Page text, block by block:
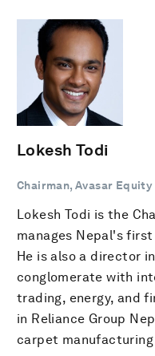
Lokesh Todi
Chairman, Avasar
Lokesh Todi is the
manages Nepal's
He is also a director
conglomerate with
trading, energy, and
in Reliance Group
carpet